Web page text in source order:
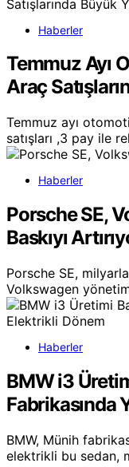
Haberler
Temmuz Ayı
Araç
Temmuz ayı
satışları ,3 pay ile
Haberler
Porsche SE,
Baskıyı
Porsche SE,
Volkswagen
Haberler
BMW i3
Fabrikasında
BMW, Münih
elektrikli bu sedan,